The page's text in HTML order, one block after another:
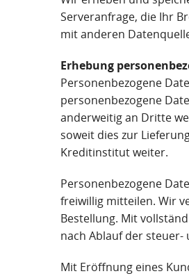
Serveranfrage, die Ihr
mit anderen
Erhebung
Personenbezogene
personenbezogene
anderweitig an Dritte
soweit dies zur
Kreditinstitut weiter.
Personenbezogene
freiwillig mitteilen. Wir
Bestellung. Mit
nach Ablauf der
Mit Eröffnung eines